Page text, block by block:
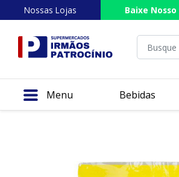
Nossas Lojas Baixe
Menu Bebidas